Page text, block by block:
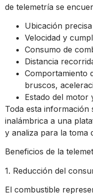
de telemetría se
Ubicación
Velocidad y
Consumo de
Distancia
Comportamiento
bruscos,
Estado del motor
Toda esta información
inalámbrica a una
y analiza para la toma
Beneficios de la
1. Reducción del
El combustible